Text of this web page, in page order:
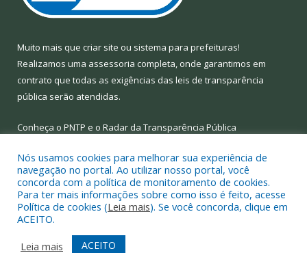
Muito mais que criar site ou sistema para prefeituras!
Realizamos uma assessoria completa, onde garantimos em
contrato que todas as exigências das leis de transparência
pública serão atendidas.
Conheça o PNTP e o Radar da Transparência Pública
Todos os direitos reservados a Prefeitura Municipal de Limoeiro
do Ajuru.
Mapa do Site
Acessar Área Administrativa
Nós usamos cookies para melhorar sua experiência de
navegação no portal. Ao utilizar nosso portal, você
concorda com a política de monitoramento de cookies.
Para ter mais informações sobre como isso é feito, acesse
Política de cookies (Leia mais). Se você concorda, clique em
ACEITO.
Leia mais
ACEITO